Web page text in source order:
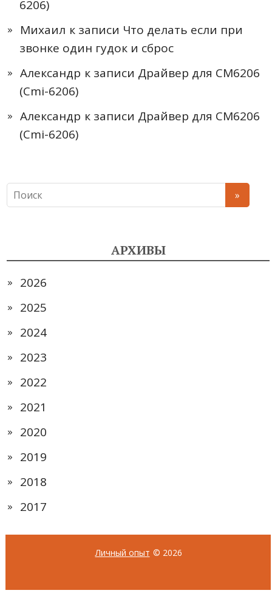
6206)
Михаил к записи Что делать если при
звонке один гудок и сброс
Александр к записи Драйвер для CM6206
(Cmi-6206)
Александр к записи Драйвер для CM6206
(Cmi-6206)
АРХИВЫ
2026
2025
2024
2023
2022
2021
2020
2019
2018
2017
Личный опыт © 2026